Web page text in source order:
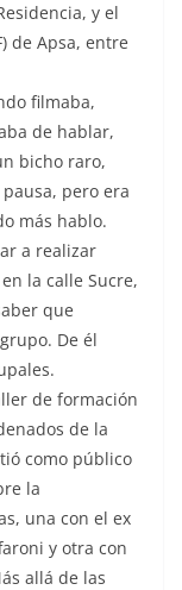
y el
de Apsa, entre
filmaba,
de hablar,
bicho raro,
pero era
más hablo.
a realizar
la calle Sucre,
que
De él
de formación
de la
como público
la
una con el ex
y otra con
allá de las